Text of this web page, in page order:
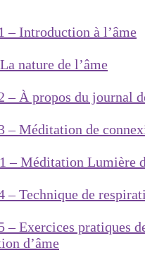
– Introduction à l’âme
nature de l’âme
– À propos du journal
– Méditation de
– Méditation Lumière
– Technique de
– Exercices pratiques
d’âme